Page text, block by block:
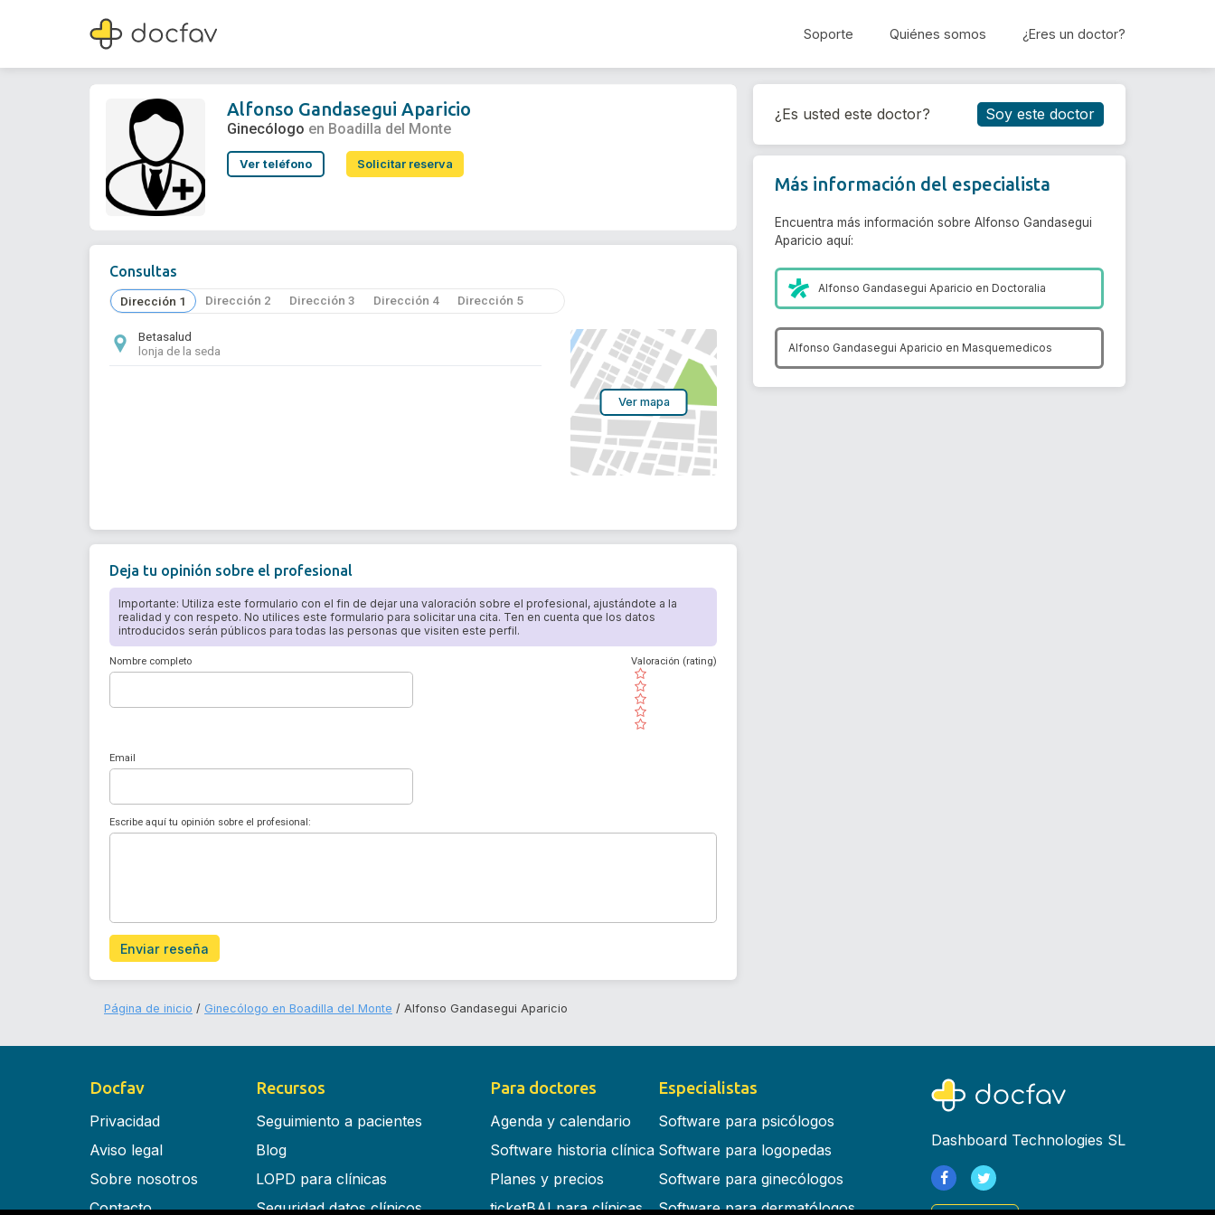
Soporte Quiénes somos ¿Eres un doctor?
Alfonso Gandasegui Aparicio
Ginecólogo
Reservar cita
Alfonso Gandasegui Aparicio
Ginecólogo en Boadilla del Monte
Ver teléfono Solicitar reserva
Consultas
Dirección 1 Dirección 2 Dirección 3 Dirección 4 Dirección 5
Betasalud
lonja de la seda
Ver mapa
Deja tu opinión sobre el profesional
Importante: Utiliza este formulario con el fin de dejar una valoración sobre el profesional, ajustándote a la
realidad y con respeto. No utilices este formulario para solicitar una cita. Ten en cuenta que los datos
introducidos serán públicos para todas las personas que visiten este perfil.
Nombre completo
( )
( )
( )
( )
( )
Valoración (rating)
Email
Escribe aquí tu opinión sobre el profesional:
Enviar reseña
¿Es usted este doctor? Soy este doctor
Más información del especialista
Encuentra más información sobre Alfonso Gandasegui
Aparicio aquí:
Alfonso Gandasegui Aparicio enDoctoralia
Alfonso Gandasegui Aparicio en Masquemedicos
Página de inicio Ginecólogo en Boadilla del Monte Alfonso Gandasegui Aparicio
Docfav
Privacidad
Aviso legal
Sobre nosotros
Contacto
Recursos
Seguimiento a pacientes
Blog
LOPD para clínicas
Seguridad datos clínicos
Para doctores
Agenda y calendario
Software historia clínica
Planes y precios
ticketBAI para clínicas
Especialistas
Software para psicólogos
Software para logopedas
Software para ginecólogos
Software para dermatólogos
Dashboard Technologies SL